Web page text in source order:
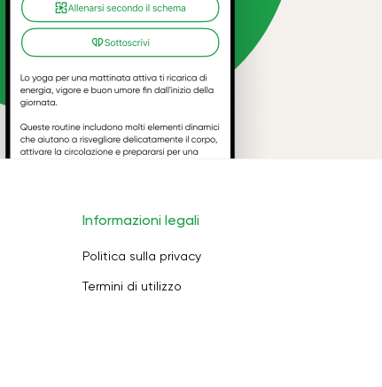
Informazioni legali
Politica sulla privacy
Termini di utilizzo